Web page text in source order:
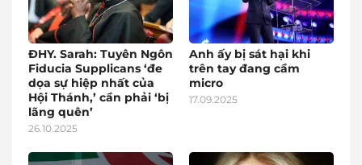
ĐHY. Sarah: Tuyên Ngôn
Fiducia Supplicans ‘đe
dọa sự hiệp nhất của
Hội Thánh,’ cần phải ‘bị
lãng quên’
26.10.2025
Anh ấy bị sát hại khi
trên tay đang cầm
micro
17.09.2025